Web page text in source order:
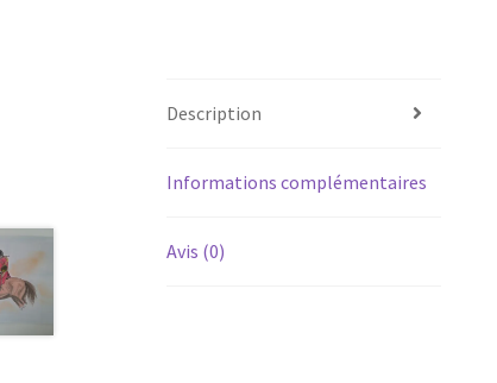
Description
Informations complémentaires
Avis (0)